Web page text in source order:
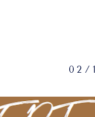
02/